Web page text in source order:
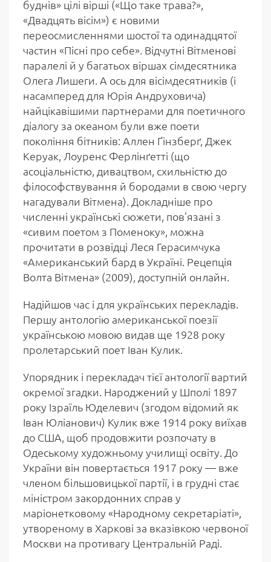
буднів» цілі вірші («Що таке трава?»,
«Двадцять вісім») є новими
переосмисленнями шостої та одинадцятої
частин «Пісні про себе». Відчутні Вітменові
паралелі й у багатьох віршах сімдесятника
Олега Лишеги. А ось для вісімдесятників (і
насамперед для Юрія Андруховича)
найцікавішими партнерами для поетичного
діалогу за океаном були вже поети
покоління бітників: Аллен Ґінзберґ, Джек
Керуак, Лоуренс Ферлінґетті (що
асоціальністю, дивацтвом, схильністю до
філософствування й бородами в свою чергу
нагадували Вітмена). Докладніше про
численні українські сюжети, пов’язані з
«сивим поетом з Поменоку», можна
прочитати в розвідці Леся Герасимчука
«Американський бард в Україні. Рецепція
Волта Вітмена» (2009), доступній онлайн.
Надійшов час і для українських перекладів.
Першу антологію американської поезії
українською мовою видав ще 1928 року
пролетарський поет Іван Кулик.
Упорядник і перекладач тієї антології вартий
окремої згадки. Народжений у Шполі 1897
року Ізраїль Юделевич (згодом відомий як
Іван Юліанович) Кулик вже 1914 року виїхав
до США, щоб продовжити розпочату в
Одеському художньому училищі освіту. До
України він повертається 1917 року — вже
членом більшовицької партії, і в грудні стає
міністром закордонних справ у
маріонетковому «Народному секретаріаті»,
утвореному в Харкові за вказівкою червоної
Москви на противагу Центральній Раді.